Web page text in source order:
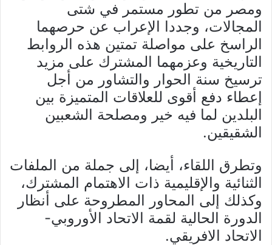
ومصر من تطور مستمر في شتى
المجالات، وجددا الإعراب عن حرصهما
الراسخ على مواصلة تمتين هذه الروابط
التاريخية وعزمهما المشترك على مزيد
ترسيخ سنة الحوار والتشاور من أجل
إعطاء دفع أقوى للعلاقات المتميزة بين
البلدين لما فيه خير ومصلحة الشعبين
الشقيقين.
وتطرق اللقاء، أيضا، إلى جملة من الملفات
الثنائية والإقليمية ذات الاهتمام المشترك،
وكذلك إلى المحاور المطروحة على أنظار
الدورة الحالية لقمة الاتحاد الأوروبي-
الاتحاد الافريقي.